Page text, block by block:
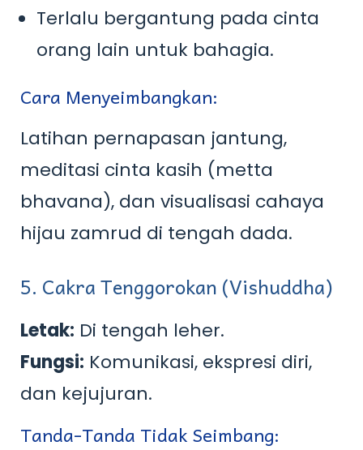
Terlalu bergantung pada cinta
orang lain untuk bahagia.
Cara Menyeimbangkan:
Latihan pernapasan jantung,
meditasi cinta kasih (metta
bhavana), dan visualisasi cahaya
hijau zamrud di tengah dada.
5. Cakra Tenggorokan (Vishuddha)
Letak: Di tengah leher.
Fungsi: Komunikasi, ekspresi diri,
dan kejujuran.
Tanda-Tanda Tidak Seimbang: